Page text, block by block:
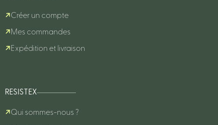
Créer un compte
Mes commandes
Expédition et livraison
RESISTEX
Qui sommes-nous ?